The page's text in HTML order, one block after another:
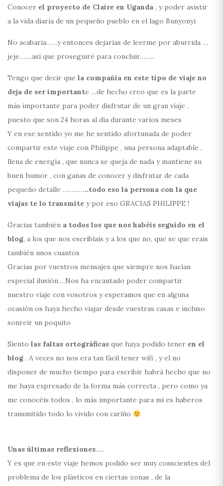
Conocer el proyecto de Claire en Uganda , y poder asistir
a la vida diaria de un pequeño pueblo en el lago Bunyonyi
No acabaría……y entonces dejarías de leerme por aburrida …
jeje…….así que proseguiré para concluir……..
Tengo que decir que la compañía en este tipo de viaje no
deja de ser importante …de hecho creo que es la parte
más importante para poder disfrutar de un gran viaje ,
puesto que son 24 horas al día durante varios meses
Y en ese sentido yo me he sentido afortunada de poder
compartir este viaje con Philippe , una persona adaptable ,
llena de energía , que nunca se queja de nada y mantiene su
buen humor , con ganas de conocer y disfrutar de cada
pequeño detalle …………..todo eso la persona con la que
viajas te lo transmite y por eso GRACIAS PHILIPPE !
Gracias también a todos los que nos habéis seguido en el
blog, a los que nos escribíais y a los que no, que se que erais
también unos cuantos
Gracias por vuestros mensajes que siempre nos hacían
especial ilusión….Nos ha encantado poder compartir
nuestro viaje con vosotros y esperamos que en alguna
ocasión os haya hecho viajar desde vuestras casas e incluso
sonreír un poquito
Siento las faltas ortográficas que haya podido tener en el
blog . A veces no nos era tan fácil tener wifi , y el no
disponer de mucho tiempo para escribir habrá hecho que no
me haya expresado de la forma más correcta , pero como ya
me conocéis todos , lo más importante para mi es haberos
transmitido todo lo vivido con cariño
Unas últimas reflexiones…..
Y es que en este viaje hemos podido ser muy conscientes del
problema de los plásticos en ciertas zonas , de la